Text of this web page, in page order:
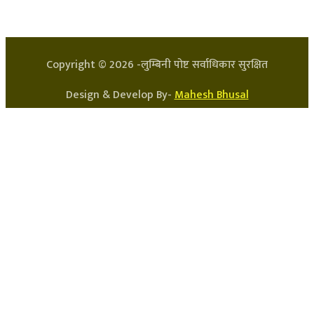
Copyright ©2026 -लुम्बिनी पोष्ट सर्वाधिकार सुरक्षित
Design & Develop By-Mahesh Bhusal